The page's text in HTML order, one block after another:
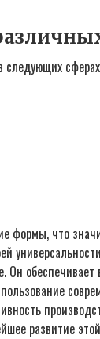
следующих
формы, что
обеспечивает
развитие